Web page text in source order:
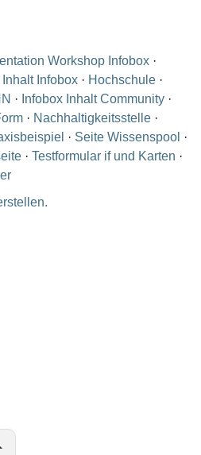
Workshop Infobox ·
Infobox · Hochschule ·
· Infobox Inhalt Community ·
· Nachhaltigkeitsstelle ·
· Seite Wissenspool ·
· Testformular if und Karten ·